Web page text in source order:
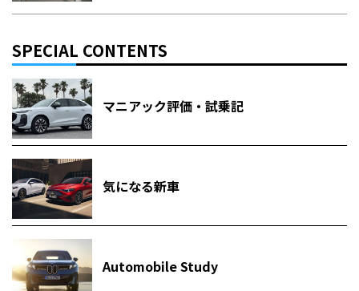
SPECIAL CONTENTS
マニアック評価・試乗記
気になる新車
Automobile Study